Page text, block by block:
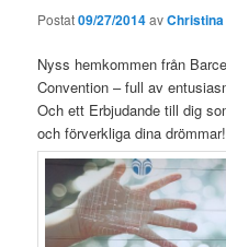
Postat09/27/2014av
Nyss hemkommen från
Convention – full av
Och ett Erbjudande till dig
och förverkliga dina drömmar!